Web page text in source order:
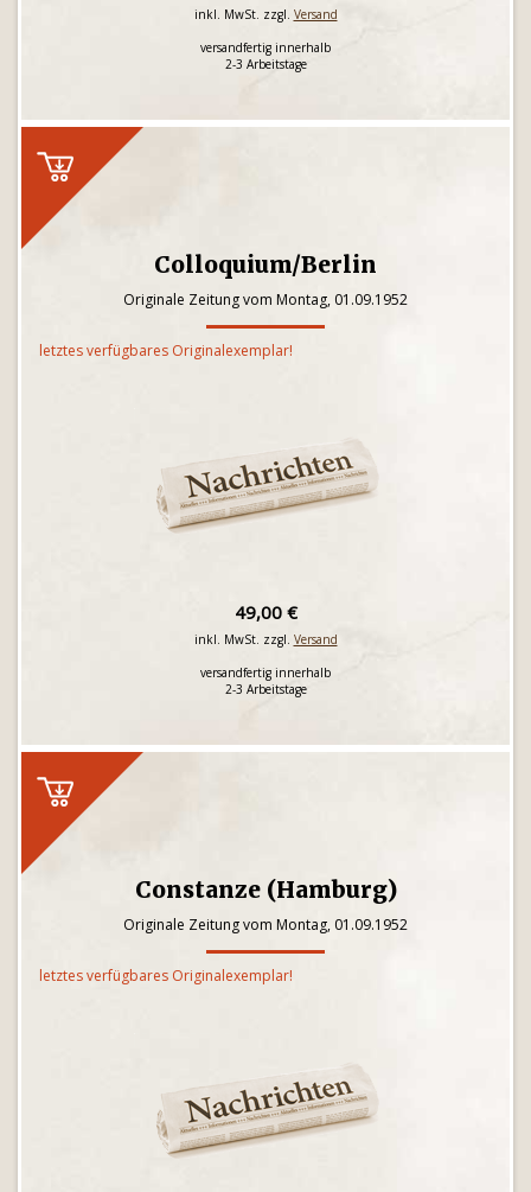
inkl. MwSt. zzgl. Versand
versandfertig innerhalb
2-3 Arbeitstage
Colloquium/Berlin
Originale Zeitung vom Montag, 01.09.1952
letztes verfügbares Originalexemplar!
49,00 €
inkl. MwSt. zzgl. Versand
versandfertig innerhalb
2-3 Arbeitstage
Constanze (Hamburg)
Originale Zeitung vom Montag, 01.09.1952
letztes verfügbares Originalexemplar!